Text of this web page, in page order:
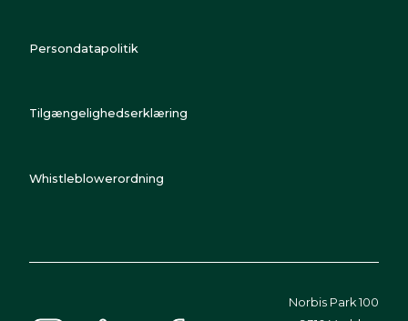
Persondatapolitik
Tilgængelighedserklæring
Whistleblowerordning
Norbis Park 100